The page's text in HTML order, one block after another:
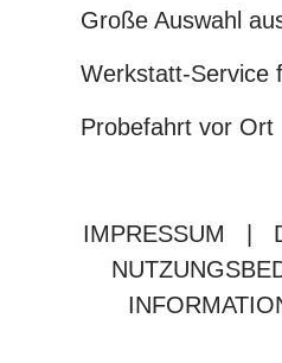
Große Auswahl
Werkstatt-Service
Probefahrt vor Ort
IMPRESSUM